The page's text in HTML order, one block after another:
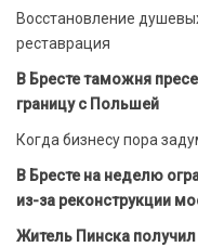
Восстановление
реставрация
В Бресте таможня
границу с Польшей
Когда бизнесу пора
В Бресте на неделю
из-за реконструкции
Житель Пинска